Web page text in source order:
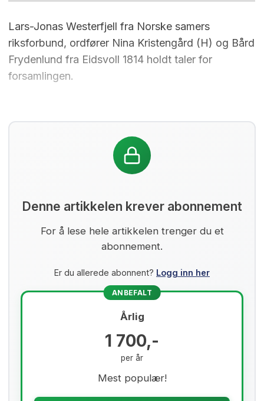
Lars-Jonas Westerfjell fra Norske samers
riksforbund, ordfører Nina Kristengård (H) og Bård
Frydenlund fra Eidsvoll 1814 holdt taler for
forsamlingen.
Denne artikkelen krever abonnement
For å lese hele artikkelen trenger du et
abonnement.
Er du allerede abonnent? Logg inn her
ANBEFALT
Årlig
1 700,-
per år
Mest populær!